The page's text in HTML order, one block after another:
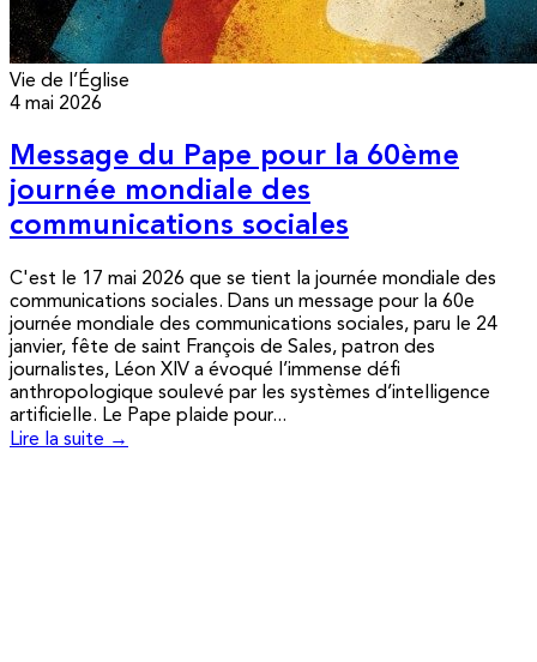
Vie de l’Église
4 mai 2026
Message du Pape pour la 60ème
journée mondiale des
communications sociales
C'est le 17 mai 2026 que se tient la journée mondiale des
communications sociales. Dans un message pour la 60e
journée mondiale des communications sociales, paru le 24
janvier, fête de saint François de Sales, patron des
journalistes, Léon XIV a évoqué l’immense défi
anthropologique soulevé par les systèmes d’intelligence
artificielle. Le Pape plaide pour...
Lire la suite →